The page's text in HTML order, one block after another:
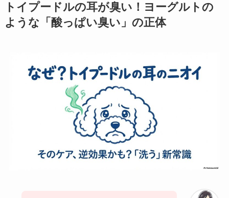
トイプードルの耳が臭い！ヨーグルトの
ような「酸っぱい臭い」の正体